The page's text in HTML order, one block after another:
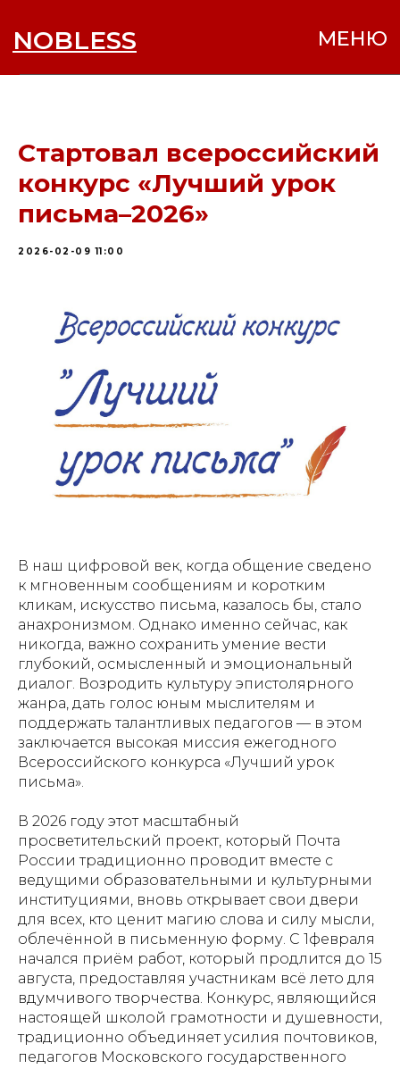
NOBLESS
Стартовал всероссийский
конкурс «Лучший урок
письма–2026»
2026-02-09 11:00
В наш цифровой век, когда общение сведено
к мгновенным сообщениям и коротким
кликам, искусство письма, казалось бы, стало
анахронизмом. Однако именно сейчас, как
никогда, важно сохранить умение вести
глубокий, осмысленный и эмоциональный
диалог. Возродить культуру эпистолярного
жанра, дать голос юным мыслителям и
поддержать талантливых педагогов — в этом
заключается высокая миссия ежегодного
Всероссийского конкурса «Лучший урок
письма».
В 2026 году этот масштабный
просветительский проект, который Почта
России традиционно проводит вместе с
ведущими образовательными и культурными
институциями, вновь открывает свои двери
для всех, кто ценит магию слова и силу мысли,
облечённой в письменную форму. С 1февраля
начался приём работ, который продлится до 15
августа, предоставляя участникам всё лето для
вдумчивого творчества. Конкурс, являющийся
настоящей школой грамотности и душевности,
традиционно объединяет усилия почтовиков,
педагогов Московского государственного